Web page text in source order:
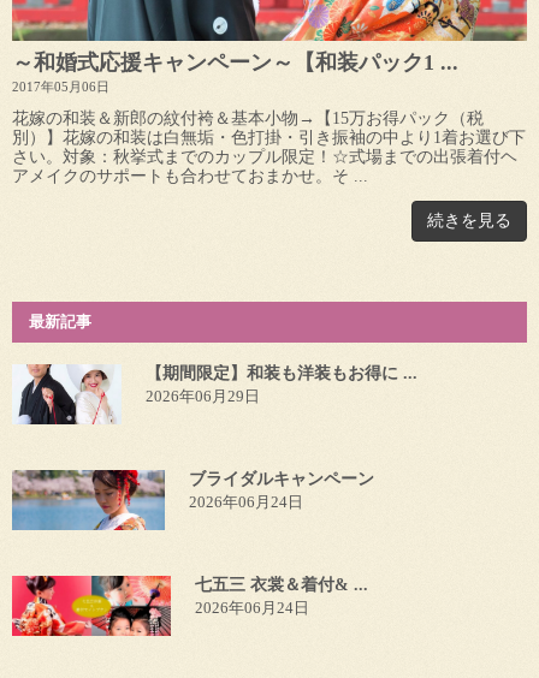
～和婚式応援キャンペーン～【和装パック1 ...
2017年05月06日
花嫁の和装＆新郎の紋付袴＆基本小物→【15万お得パック（税
別）】花嫁の和装は白無垢・色打掛・引き振袖の中より1着お選び下
さい。対象：秋挙式までのカップル限定！☆式場までの出張着付ヘ
アメイクのサポートも合わせておまかせ。そ ...
続きを見る
最新記事
【期間限定】和装も洋装もお得に ...
2026年06月29日
ブライダルキャンペーン
2026年06月24日
七五三 衣裳＆着付& ...
2026年06月24日